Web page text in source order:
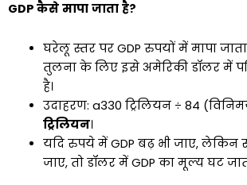
GDP कैसे मापा जाता है?
घरेलू स्तर पर GDP रुपयों में मापा
तुलना के लिए इसे अमेरिकी डॉलर में
है।
उदाहरण: a₹330 ट्रिलियन ÷ ₹84
ट्रिलियन।
यदि रुपये में GDP बढ़ भी जाए, लेकिन
जाए, तो डॉलर में GDP का मूल्य घट